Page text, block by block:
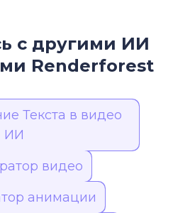
с другими ИИ
Renderforest
Текста в видео
ИИ
видео
анимации